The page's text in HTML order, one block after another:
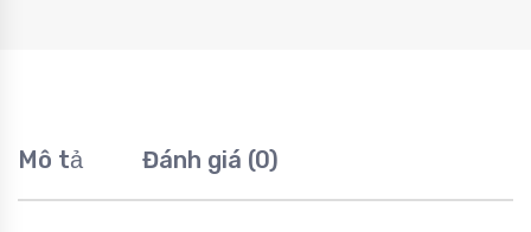
Mô tả Đánh giá (0)